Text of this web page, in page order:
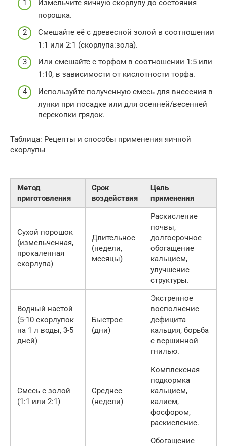
Измельчите яичную скорлупу до состояния
порошка.
Смешайте её с древесной золой в соотношении
1:1 или 2:1 (скорлупа:зола).
Или смешайте с торфом в соотношении 1:5 или
1:10, в зависимости от кислотности торфа.
Используйте полученную смесь для внесения в
лунки при посадке или для осенней/весенней
перекопки грядок.
Таблица: Рецепты и способы применения яичной
скорлупы
Метод
приготовления
Срок
воздействия
Цель
применения
Сухой порошок
(измельченная,
прокаленная
скорлупа)
Длительное
(недели,
месяцы)
Раскисление
почвы,
долгосрочное
обогащение
кальцием,
улучшение
структуры.
Водный настой
(5-10 скорлупок
на 1 л воды, 3-5
дней)
Быстрое
(дни)
Экстренное
восполнение
дефицита
кальция, борьба
с вершинной
гнилью.
Смесь с золой
(1:1 или 2:1)
Среднее
(недели)
Комплексная
подкормка
кальцием,
калием,
фосфором,
раскисление.
Обогащение